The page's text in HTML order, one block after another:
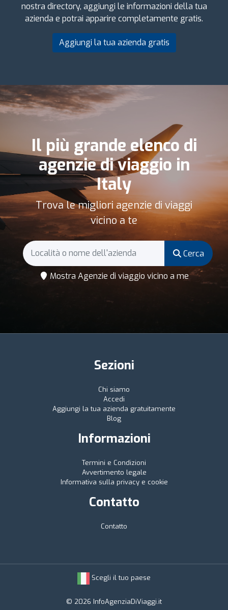
nostra directory, aggiungi le informazioni della tua
azienda e potrai apparire completamente gratis.
Aggiungi la tua azienda gratis
Il più grande elenco di
agenzie di viaggio in
Italy
Trova le migliori agenzie di viaggi
vicino a te
Cerca
Mostra Agenzie di viaggio vicino a me
Sezioni
Chi siamo
Accedi
Aggiungi la tua azienda gratuitamente
Blog
Informazioni
Termini e Condizioni
Avvertimento legale
Informativa sulla privacy e cookie
Contatto
Contatto
Scegli il tuo paese
© 2026 InfoAgenziaDiViaggi.it